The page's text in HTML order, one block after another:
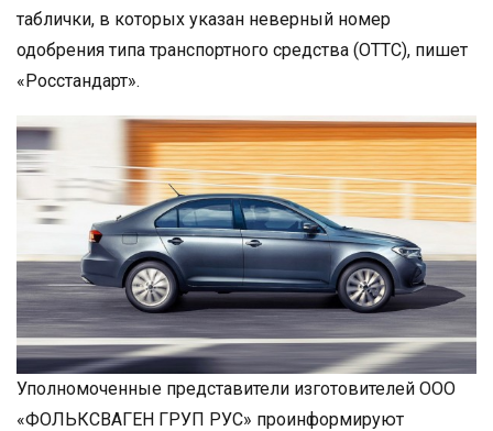
таблички, в которых указан неверный номер
одобрения типа транспортного средства (ОТТС), пишет
«Росстандарт».
Уполномоченные представители изготовителей ООО
«ФОЛЬКСВАГЕН ГРУП РУС» проинформируют